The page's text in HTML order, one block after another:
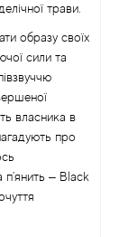
трави.
образу своїх
сили та
власника в
про
п'янить – Black